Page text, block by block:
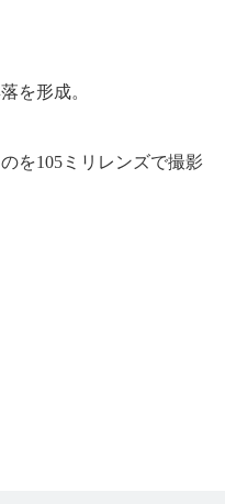
を形成。
を105ミリレンズで撮影